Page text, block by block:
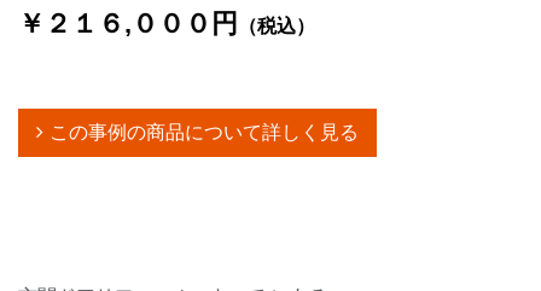
￥２１６,０００円 （税込）
この事例の商品について詳しく見る